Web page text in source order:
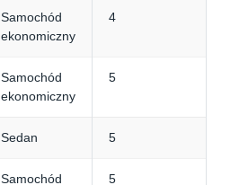
Samochód
ekonomiczny
4
Samochód
ekonomiczny
5
Sedan 5
Samochód
5